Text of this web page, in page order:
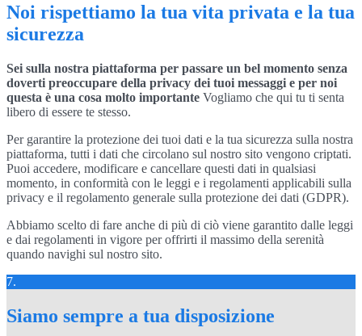
Noi rispettiamo la tua vita privata e la tua
sicurezza
Sei sulla nostra piattaforma per passare un bel momento senza
doverti preoccupare della privacy dei tuoi messaggi e per noi
questa è una cosa molto importante Vogliamo che qui tu ti senta
libero di essere te stesso.
Per garantire la protezione dei tuoi dati e la tua sicurezza sulla nostra
piattaforma, tutti i dati che circolano sul nostro sito vengono criptati.
Puoi accedere, modificare e cancellare questi dati in qualsiasi
momento, in conformità con le leggi e i regolamenti applicabili sulla
privacy e il regolamento generale sulla protezione dei dati (GDPR).
Abbiamo scelto di fare anche di più di ciò viene garantito dalle leggi
e dai regolamenti in vigore per offrirti il massimo della serenità
quando navighi sul nostro sito.
7.
Siamo sempre a tua disposizione